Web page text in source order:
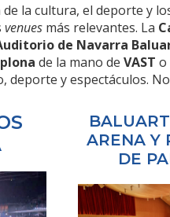
la cultura, el deporte y
venues más relevantes. La
de Navarra
de la mano de VAST o
deporte y espectáculos.
ARENA Y
DE